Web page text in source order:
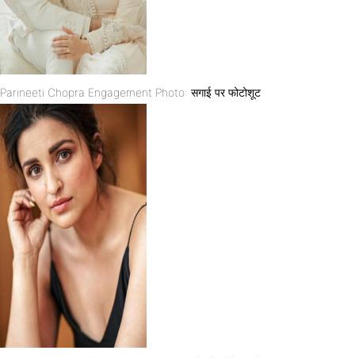
Parineeti Chopra Engagement Photo: सगाई पर फोटोशूट